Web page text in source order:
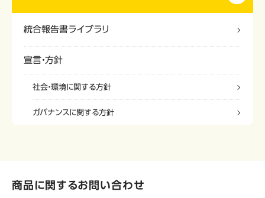
統合報告書ライブラリ
宣言・方針
社会・環境に関する方針
ガバナンスに関する方針
商品に関するお問い合わせ